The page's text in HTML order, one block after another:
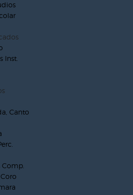
Inst.
Canto